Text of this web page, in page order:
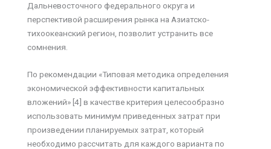
Дальневосточного федерального округа и
перспективой расширения рынка на Азиатско-
тихоокеанский регион, позволит устранить все
сомнения.
По рекомендации «Типовая методика определения
экономической эффективности капитальных
вложений» [4] в качестве критерия целесообразно
использовать минимум приведенных затрат при
произведении планируемых затрат, который
необходимо рассчитать для каждого варианта по